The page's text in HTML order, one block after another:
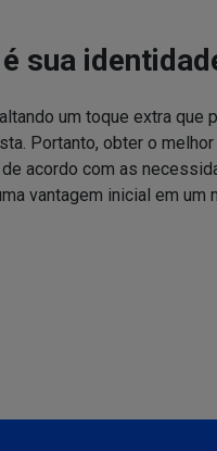
sua
um toque extra que
Portanto, obter o
acordo com as
vantagem inicial em um